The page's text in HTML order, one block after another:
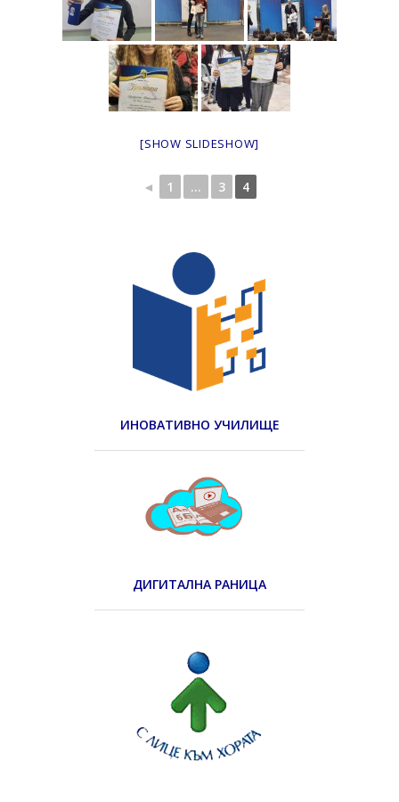
[SHOW SLIDESHOW]
◄ 1 ... 3 4
ИНОВАТИВНО УЧИЛИЩЕ
ДИГИТАЛНА РАНИЦА